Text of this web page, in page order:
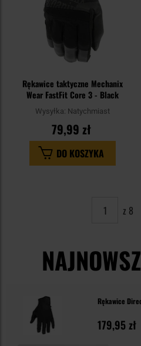
Rękawice taktyczne Mechanix
Wear FastFit Core 3 - Black
Wysyłka: Natychmiast
79,99 zł
DO KOSZYKA
z 8
Rękawice
179,95 zł